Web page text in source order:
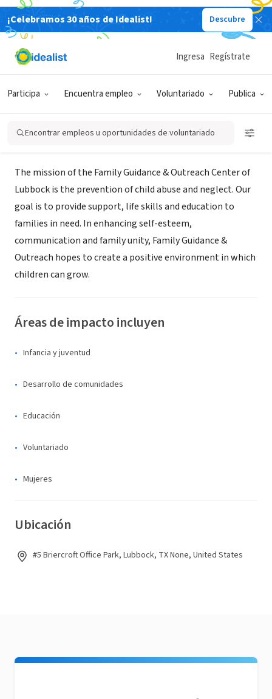
¡Celebramos 30 años de Idealist! Descubre
Participa Encuentra empleo Voluntariado Publica
Ingresa Regístrate
Encontrar empleos u oportunidades de voluntariado
ORGANIZACIÓN SIN FIN DE LUCRO
Family Guidance & Outreach
Center of Lubbock
Lubbock, TX
Acerca de
The mission of the Family Guidance & Outreach Center of
Lubbock is the prevention of child abuse and neglect. Our
goal is to provide support, life skills and education to
families in need. In enhancing self-esteem,
communication and family unity, Family Guidance &
Outreach hopes to create a positive environment in which
children can grow.
Áreas de impacto incluyen
Infancia y juventud
Desarrollo de comunidades
Educación
Voluntariado
Mujeres
Ubicación
#5 Briercroft Office Park, Lubbock, TX None, United States